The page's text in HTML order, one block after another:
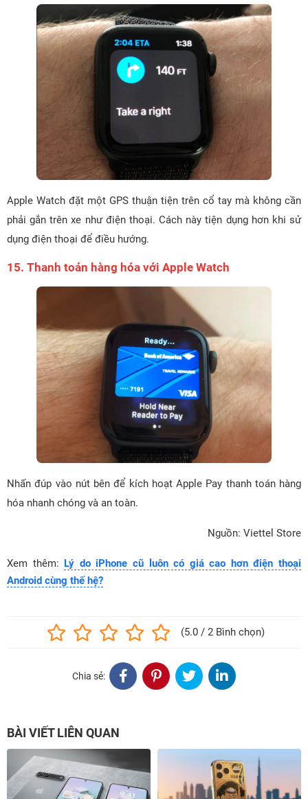
Apple Watch đặt một GPS thuận tiện trên cổ tay mà không cần
phải gắn trên xe như điện thoại. Cách này tiện dụng hơn khi sử
dụng điện thoại để điều hướng.
15. Thanh toán hàng hóa với Apple Watch
Nhấn đúp vào nút bên để kích hoạt Apple Pay thanh toán hàng
hóa nhanh chóng và an toàn.
Nguồn: Viettel Store
Xem thêm: Lý do iPhone cũ luôn có giá cao hơn điện thoại
Android cùng thế hệ?
(5.0 / 2 Bình chọn)
Chia sẻ:
BÀI VIẾT LIÊN QUAN